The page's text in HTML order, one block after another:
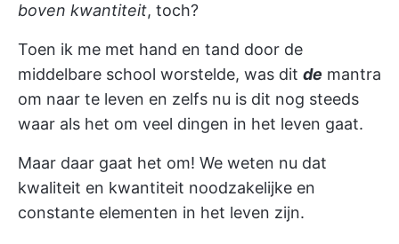
boven kwantiteit, toch?
Toen ik me met hand en tand door de
middelbare school worstelde, was dit de mantra
om naar te leven en zelfs nu is dit nog steeds
waar als het om veel dingen in het leven gaat.
Maar daar gaat het om! We weten nu dat
kwaliteit en kwantiteit noodzakelijke en
constante elementen in het leven zijn.